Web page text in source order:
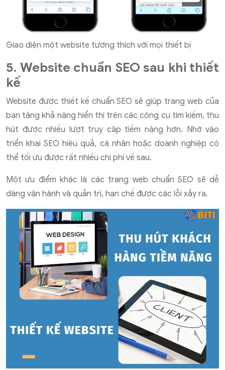
Giao diện một website tương thích với mọi thiết bị
5. Website chuẩn SEO sau khi thiết
kế
Website được thiết kế chuẩn SEO sẽ giúp trang web của
bạn tăng khả năng hiển thị trên các công cụ tìm kiếm, thu
hút được nhiều lượt truy cập tiềm năng hơn. Nhờ vào
triển khai SEO hiệu quả, cá nhân hoặc doanh nghiệp có
thể tối ưu được rất nhiều chi phí về sau.
Một ưu điểm khác là các trang web chuẩn SEO sẽ dễ
dàng vận hành và quản trị, hạn chế được các lỗi xảy ra.